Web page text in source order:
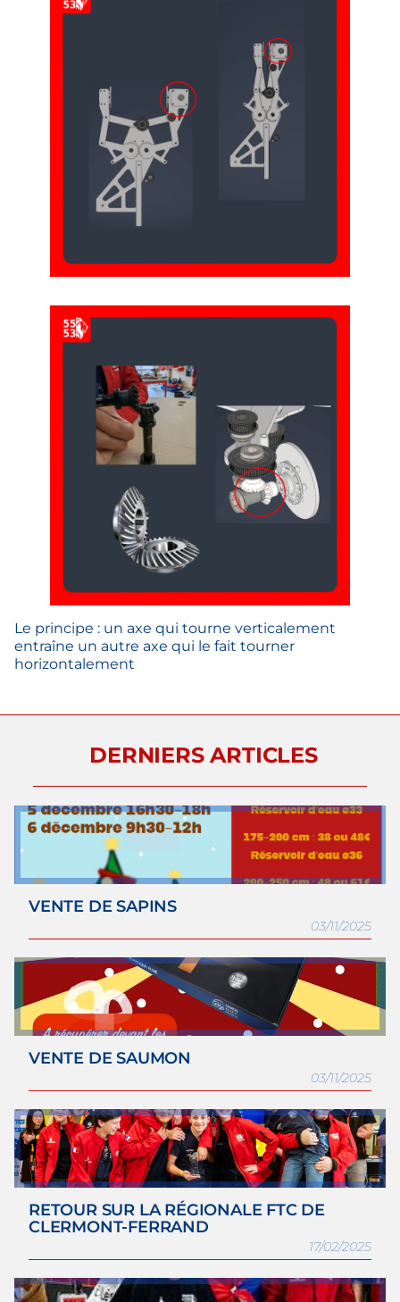
Le principe : un axe qui tourne verticalement
entraîne un autre axe qui le fait tourner
horizontalement
DERNIERS ARTICLES
VENTE DE SAPINS
03/11/2025
VENTE DE SAUMON
03/11/2025
RETOUR SUR LA RÉGIONALE FTC DE
CLERMONT-FERRAND
17/02/2025